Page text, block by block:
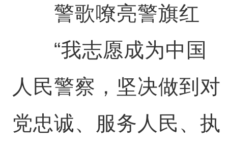
警歌嘹亮警旗红
“我志愿成为中国
人民警察，坚决做到对
党忠诚、服务人民、执